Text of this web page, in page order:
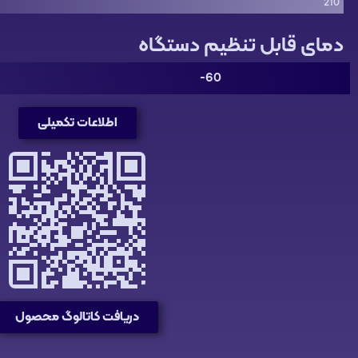
دمای قابل تنظیم دستگاه
60-
اطلاعات تکمیلی
دریافت کاتالوگ محصول